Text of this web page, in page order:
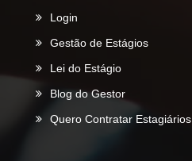
Login
Gestão de Estágios
Lei do Estágio
Blog do Gestor
Quero Contratar Estagiários